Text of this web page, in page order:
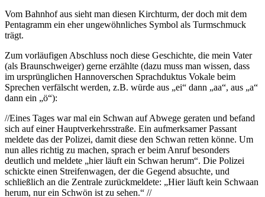
Vom Bahnhof aus sieht man diesen Kirchturm, der doch mit dem
Pentagramm ein eher ungewöhnliches Symbol als Turmschmuck
trägt.
Zum vorläufigen Abschluss noch diese Geschichte, die mein Vater
(als Braunschweiger) gerne erzählte (dazu muss man wissen, dass
im ursprünglichen Hannoverschen Sprachduktus Vokale beim
Sprechen verfälscht werden, z.B. würde aus „ei“ dann „aa“, aus „a“
dann ein „ö“):
//Eines Tages war mal ein Schwan auf Abwege geraten und befand
sich auf einer Hauptverkehrsstraße. Ein aufmerksamer Passant
meldete das der Polizei, damit diese den Schwan retten könne. Um
nun alles richtig zu machen, sprach er beim Anruf besonders
deutlich und meldete „hier läuft ein Schwan herum“. Die Polizei
schickte einen Streifenwagen, der die Gegend absuchte, und
schließlich an die Zentrale zurückmeldete: „Hier läuft kein Schwaan
herum, nur ein Schwön ist zu sehen.“ //